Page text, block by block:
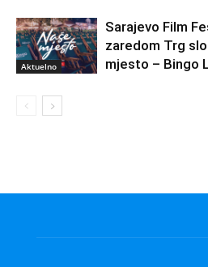
Aktuelno
Sarajevo Film
zaredom Trg
mjesto – Bingo